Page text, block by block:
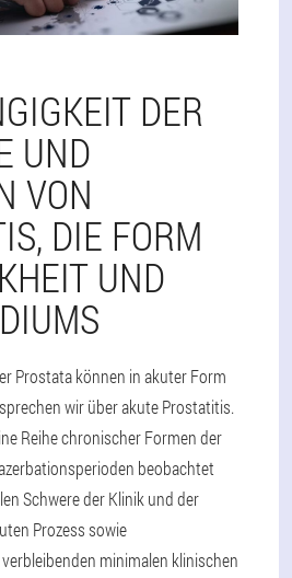
DER
UND
VON
DIE FORM
UND
Prostata können in akuter Form
wir über akute Prostatitis.
Reihe chronischer Formen der
beobachtet
Schwere der Klinik und der
Prozess sowie
minimalen klinischen